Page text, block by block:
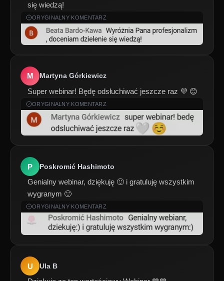
się wiedzą!
ORYGINALNY KOMENTARZ
M Martyna Górkiewicz
Super webinar! Będę odsłuchiwać jeszcze raz 💜 😊
ORYGINALNY KOMENTARZ
P Poskromić Hashimoto
Genialny webinar, dziękuję 🙂 i gratuluję wszystkim
wygranym 🙂
ORYGINALNY KOMENTARZ
U Ula B